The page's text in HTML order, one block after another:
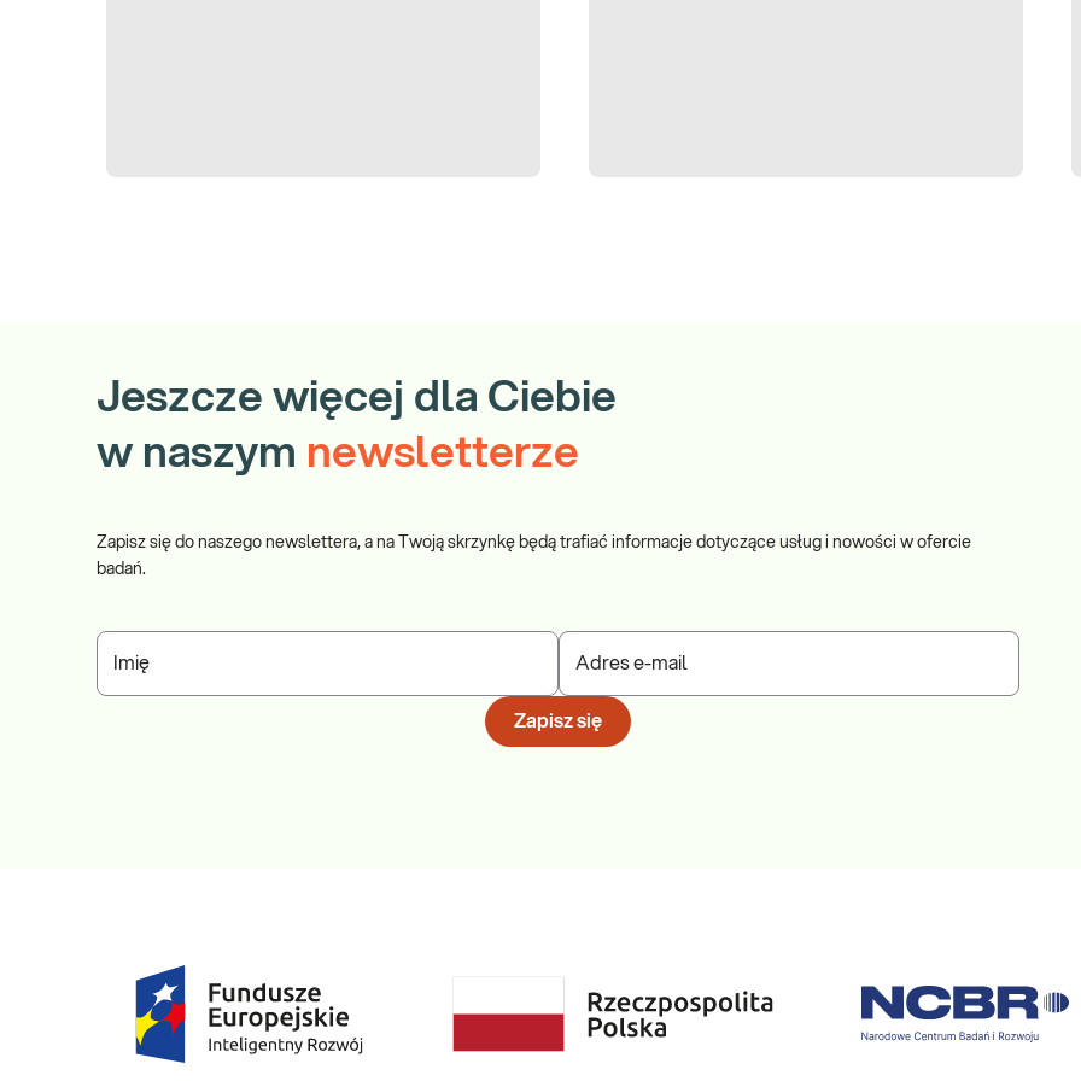
Jeszcze więcej dla Ciebie
w naszym newsletterze
Zapisz się do naszego newslettera, a na Twoją skrzynkę będą trafiać informacje dotyczące usług i nowości w ofercie
badań.
Imię Adres e-mail
Zapisz się